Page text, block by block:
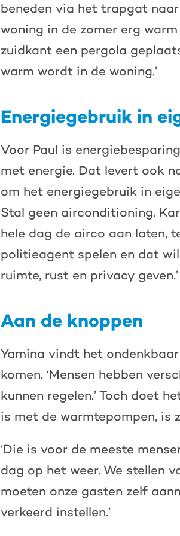
beneden via het trapgat
woning in de zomer erg
zuidkant een pergola
warm wordt in de woning.’
Energiegebruik in
Voor Paul is
met energie. Dat levert ook
om het energiegebruik in
Stal geen airconditioning.
hele dag de airco aan laten,
politieagent spelen en dat
ruimte, rust en privacy geven.’
Aan de knoppen
Yamina vindt het
komen. ‘Mensen hebben
kunnen regelen.’ Toch doet
is met de warmtepompen, is
‘Die is voor de meeste
dag op het weer. We stellen
moeten onze gasten zelf
verkeerd instellen.’